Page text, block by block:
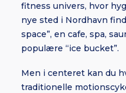
fitness univers, hvor
nye sted i Nordhavn
space”, en cafe, spa,
populære “ice bucket”.
Men i centeret kan du
traditionelle